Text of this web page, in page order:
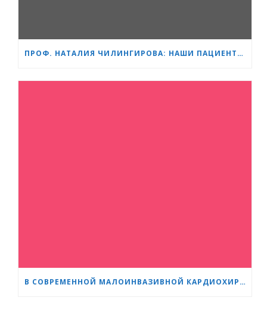
ПРОФ. НАТАЛИЯ ЧИЛИНГИРОВА: НАШИ ПАЦИЕНТЫ — ГЕРОИ, А МЫ ПОМОГАЕМ ИМ СПРАВЛЯТЬСЯ БЫСТРЕЕ И ЛЕГЧЕ
В СОВРЕМЕННОЙ МАЛОИНВАЗИВНОЙ КАРДИОХИРУРГИИ ВОЗРАСТ — ВСЕГО ЛИШЬ ЦИФРА